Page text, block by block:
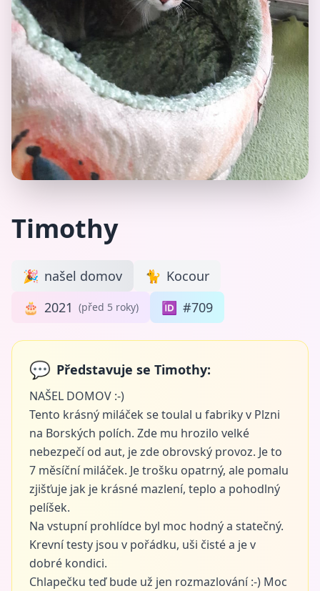
Timothy
🎉 našel domov 🐈 Kocour
🎂 2021 (před 5 roky) 🆔 #709
💬 Představuje se Timothy:
NAŠEL DOMOV :-)
Tento krásný miláček se toulal u fabriky v Plzni
na Borských polích. Zde mu hrozilo velké
nebezpečí od aut, je zde obrovský provoz. Je to
7 měsíční miláček. Je trošku opatrný, ale pomalu
zjišťuje jak je krásné mazlení, teplo a pohodlný
pelíšek.
Na vstupní prohlídce byl moc hodný a statečný.
Krevní testy jsou v pořádku, uši čisté a je v
dobré kondici.
Chlapečku teď bude už jen rozmazlování :-) Moc